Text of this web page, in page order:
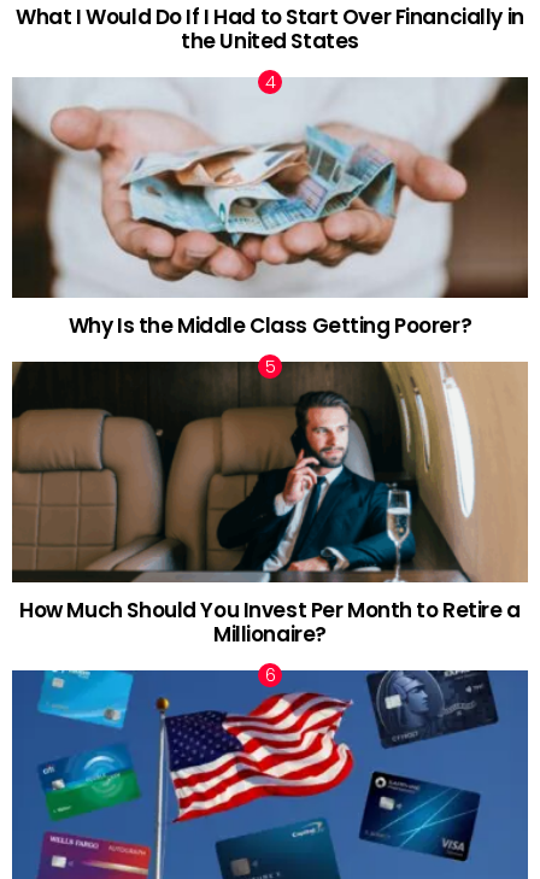
What I Would Do If I Had to Start Over Financially in
the United States
Why Is the Middle Class Getting Poorer?
How Much Should You Invest Per Month to Retire a
Millionaire?